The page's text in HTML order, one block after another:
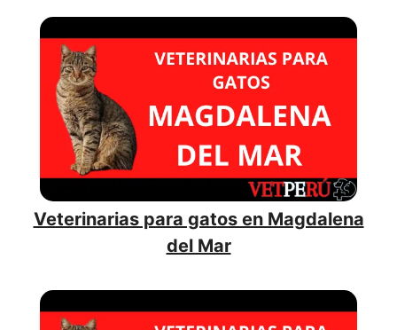
Veterinarias para gatos en Magdalena
del Mar